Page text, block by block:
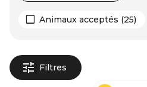
Animaux acceptés (25)
Filtres